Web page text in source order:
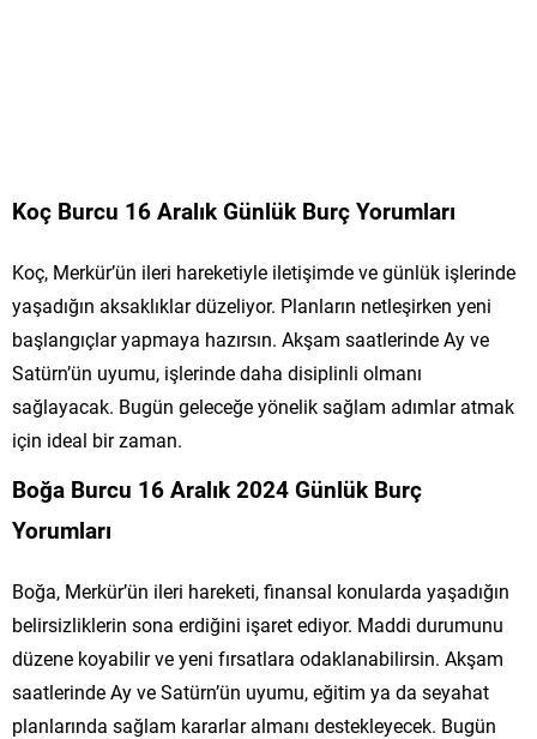
Koç Burcu 16 Aralık Günlük Burç Yorumları
Koç, Merkür’ün ileri hareketiyle iletişimde ve günlük işlerinde
yaşadığın aksaklıklar düzeliyor. Planların netleşirken yeni
başlangıçlar yapmaya hazırsın. Akşam saatlerinde Ay ve
Satürn’ün uyumu, işlerinde daha disiplinli olmanı
sağlayacak. Bugün geleceğe yönelik sağlam adımlar atmak
için ideal bir zaman.
Boğa Burcu 16 Aralık 2024 Günlük Burç
Yorumları
Boğa, Merkür’ün ileri hareketi, finansal konularda yaşadığın
belirsizliklerin sona erdiğini işaret ediyor. Maddi durumunu
düzene koyabilir ve yeni fırsatlara odaklanabilirsin. Akşam
saatlerinde Ay ve Satürn’ün uyumu, eğitim ya da seyahat
planlarında sağlam kararlar almanı destekleyecek. Bugün